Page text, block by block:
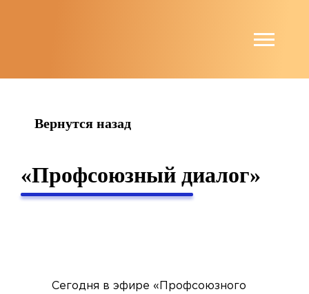
Вернутся назад
«Профсоюзный диалог»
Сегодня в эфире «Профсоюзного